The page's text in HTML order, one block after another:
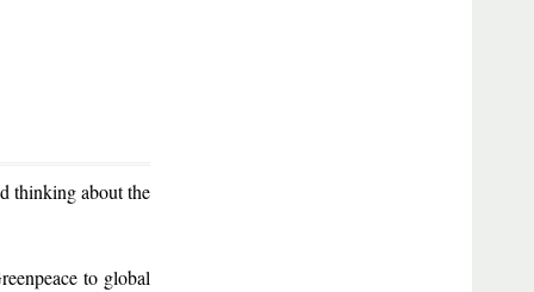
thinking about the
to global